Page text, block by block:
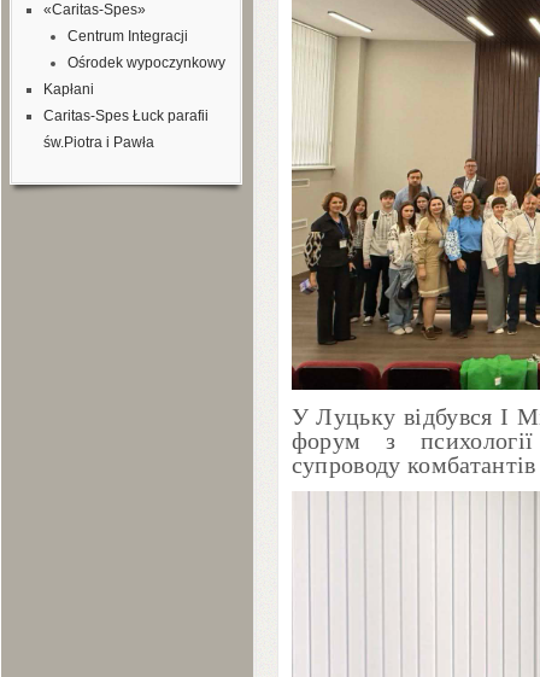
«Caritas-Spes»
Centrum Integracji
Ośrodek wypoczynkowy
Kapłani
Caritas-Spes Łuck parafii
św.Piotra i Pawła
У Луцьку відбувся І
форум з психології
супроводу